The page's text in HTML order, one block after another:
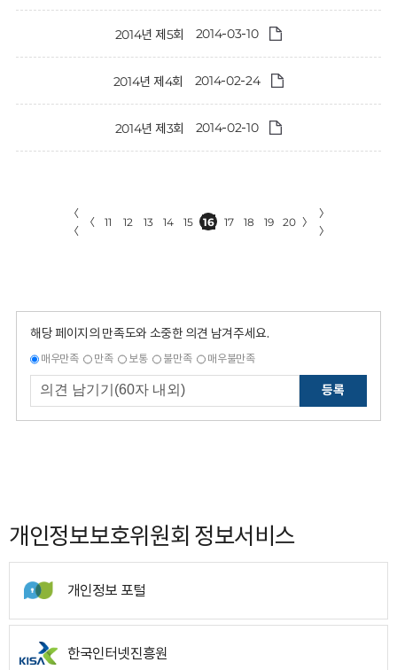
2014년 제5회 2014-03-10
2014년 제4회 2014-02-24
2014년 제3회 2014-02-10
〈
〈
〈 11 12 13 14 15 16 17 18 19 20 〉
〉
〉
해당 페이지의 만족도와 소중한 의견 남겨주세요.
매우만족 만족 보통 불만족 매우불만족
등록
개인정보보호위원회 정보서비스
개인정보 포털
한국인터넷진흥원